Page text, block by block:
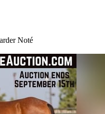
Noté